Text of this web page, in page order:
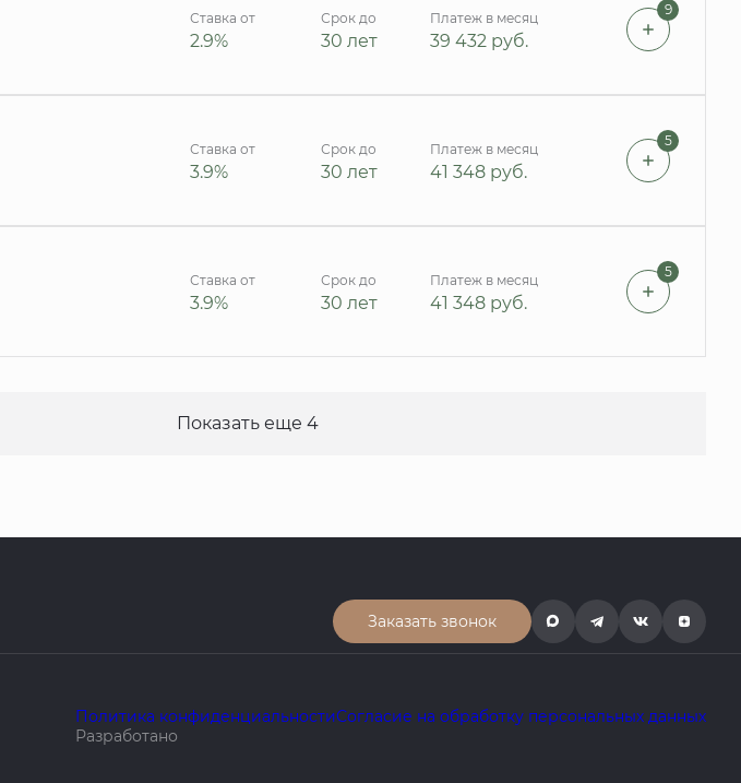
Ставка от
2.9%
Срок до
30 лет
Платеж в месяц
39 432 руб.
9
Ставка от
3.9%
Срок до
30 лет
Платеж в месяц
41 348 руб.
5
Ставка от
3.9%
Срок до
30 лет
Платеж в месяц
41 348 руб.
5
Показать еще 4
Заказать звонок
Политика конфиденциальностиСогласие на обработку персональных данных
Разработано